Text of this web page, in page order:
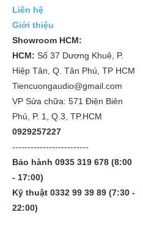
Liên hệ
Giới thiệu
Showroom HCM:
HCM: Số 37 Dương Khuê, P.
Hiệp Tân, Q. Tân Phú, TP HCM
Tiencuongaudio@gmail.com
VP Sửa chữa: 571 Điện Biên
Phủ, P. 1, Q.3, TP.HCM
0929257227
-------------------------
Bảo hành 0935 319 678 (8:00
- 17:00)
Kỹ thuật 0332 99 39 89 (7:30 -
22:00)